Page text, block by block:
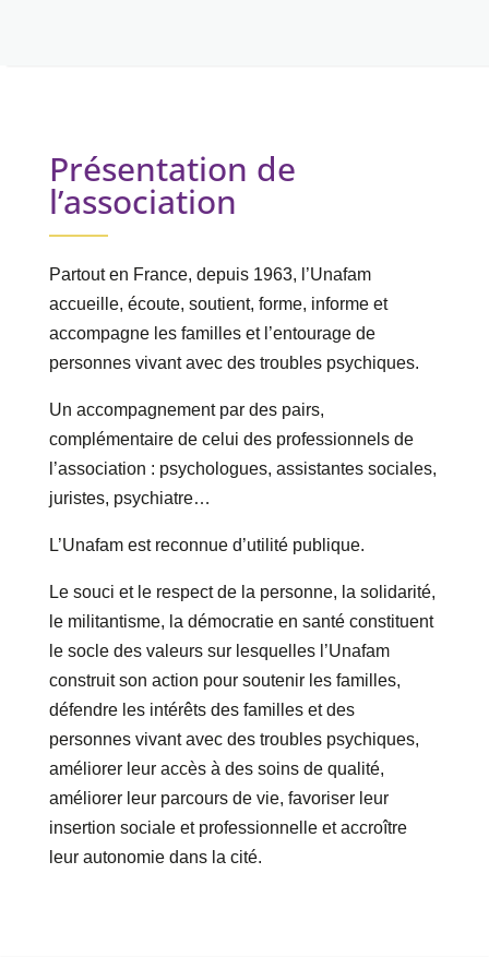
Présentation de
l’association
Partout en France, depuis 1963, l’Unafam
accueille, écoute, soutient, forme, informe et
accompagne les familles et l’entourage de
personnes vivant avec des troubles psychiques.
Un accompagnement par des pairs,
complémentaire de celui des professionnels de
l’association : psychologues, assistantes sociales,
juristes, psychiatre…
L’Unafam est reconnue d’utilité publique.
Le souci et le respect de la personne, la solidarité,
le militantisme, la démocratie en santé constituent
le socle des valeurs sur lesquelles l’Unafam
construit son action pour soutenir les familles,
défendre les intérêts des familles et des
personnes vivant avec des troubles psychiques,
améliorer leur accès à des soins de qualité,
améliorer leur parcours de vie, favoriser leur
insertion sociale et professionnelle et accroître
leur autonomie dans la cité.